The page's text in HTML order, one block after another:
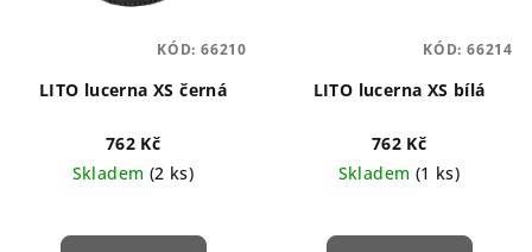
LITO lucerna XS černá
762 Kč
Skladem (2 ks)
KÓD: 66210
LITO lucerna XS bílá
762 Kč
Skladem (1 ks)
KÓD: 66214